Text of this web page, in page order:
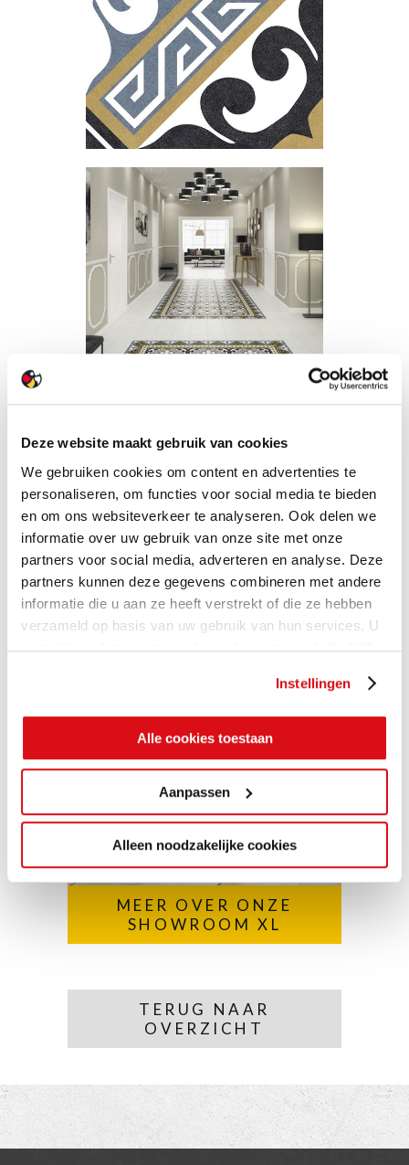
Deze website maakt gebruik van cookies
We gebruiken cookies om content en advertenties te
personaliseren, om functies voor social media te bieden
en om ons websiteverkeer te analyseren. Ook delen we
informatie over uw gebruik van onze site met onze
partners voor social media, adverteren en analyse. Deze
partners kunnen deze gegevens combineren met andere
informatie die u aan ze heeft verstrekt of die ze hebben
verzameld op basis van uw gebruik van hun services. U
gaat akkoord met onze cookies als u onze website blijft
Instellingen
Alle cookies toestaan
Aanpassen
Alleen noodzakelijke cookies
VRAAG MEER
INFORMATIE AAN
OVER DEZE TEGEL
of
Bekijk deze tegel
- en nog vele anderen -
MEER OVER ONZE
SHOWROOM XL
TERUG NAAR
OVERZICHT